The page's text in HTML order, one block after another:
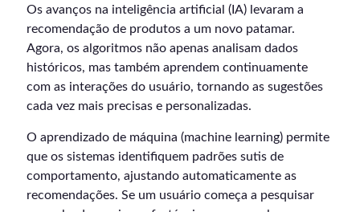
Os avanços na inteligência artificial (IA) levaram a
recomendação de produtos a um novo patamar.
Agora, os algoritmos não apenas analisam dados
históricos, mas também aprendem continuamente
com as interações do usuário, tornando as sugestões
cada vez mais precisas e personalizadas.
O aprendizado de máquina (machine learning) permite
que os sistemas identifiquem padrões sutis de
comportamento, ajustando automaticamente as
recomendações. Se um usuário começa a pesquisar